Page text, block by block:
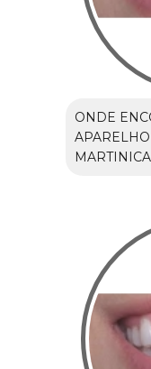
ONDE
MARTINICA